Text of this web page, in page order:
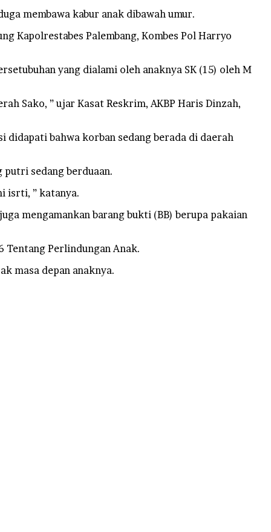
membawa kabur anak dibawah umur.
Kapolrestabes Palembang, Kombes Pol Harryo
yang dialami oleh anaknya SK (15) oleh M
Sako, ” ujar Kasat Reskrim, AKBP Haris Dinzah,
bahwa korban sedang berada di daerah
putri sedang berduaan.
isrti, ” katanya.
mengamankan barang bukti (BB) berupa pakaian
Tentang Perlindungan Anak.
masa depan anaknya.